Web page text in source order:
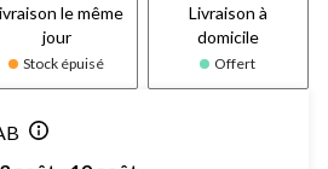
le même
jour
Stock épuisé
Livraison à
domicile
Offert